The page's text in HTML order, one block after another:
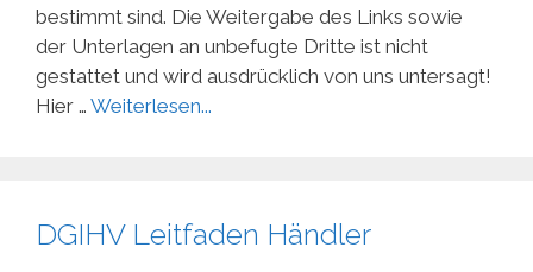
bestimmt sind. Die Weitergabe des Links sowie
der Unterlagen an unbefugte Dritte ist nicht
gestattet und wird ausdrücklich von uns untersagt!
Hier … Weiterlesen...
DGIHV Leitfaden Händler